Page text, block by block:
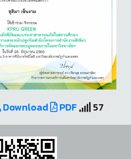
Download PDF 57